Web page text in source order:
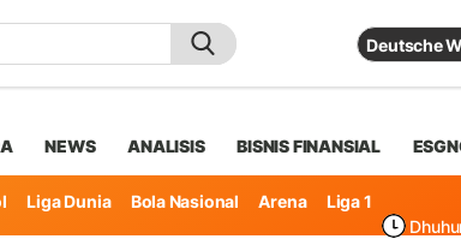
Deutsche
NEWS ANALISIS BISNIS FINANSIAL
Liga Dunia Bola Nasional Arena
Liga 1